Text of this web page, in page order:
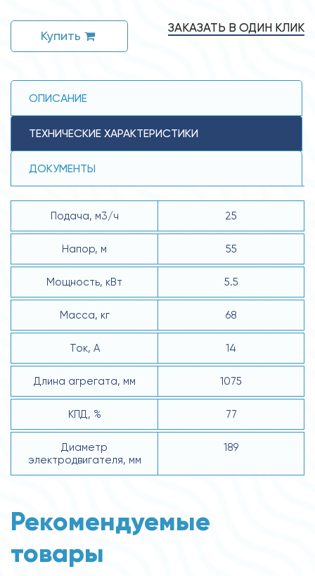
Купить
ЗАКАЗАТЬ В ОДИН КЛИК
ОПИСАНИЕ
ТЕХНИЧЕСКИЕ ХАРАКТЕРИСТИКИ
ДОКУМЕНТЫ
Подача, м3/ч 25
Напор, м 55
Мощность, кВт 5.5
Масса, кг 68
Ток, А 14
Длина агрегата, мм 1075
КПД, % 77
Диаметр
электродвигателя, мм
189
Рекомендуемые
товары